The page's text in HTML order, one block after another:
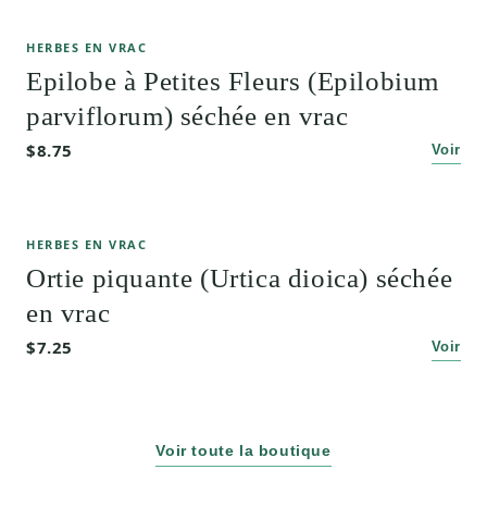
HERBES EN VRAC
Epilobe à Petites Fleurs (Epilobium
parviflorum) séchée en vrac
$8.75 Voir
HERBES EN VRAC
Ortie piquante (Urtica dioica) séchée
en vrac
$7.25 Voir
Voir toute la boutique